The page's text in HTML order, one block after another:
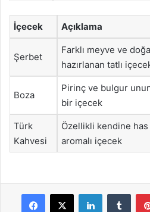
İçecek Açıklama
Şerbet
Farklı meyve ve
hazırlanan tatlı
Boza
Pirinç ve bulgur
bir içecek
Türk
Kahvesi
Özellikli kendine
aromalı içecek
Facebook
X LinkedIn